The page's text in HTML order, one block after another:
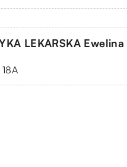
LEKARSKA Ewelina